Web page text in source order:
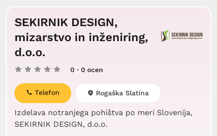
SEKIRNIK DESIGN,
mizarstvo in inženiring,
d.o.o.
0 · 0 ocen
Izdelava notranjega pohištva po meri Slovenija,
SEKIRNIK DESIGN, d.o.o.
Telefon Rogaška Slatina